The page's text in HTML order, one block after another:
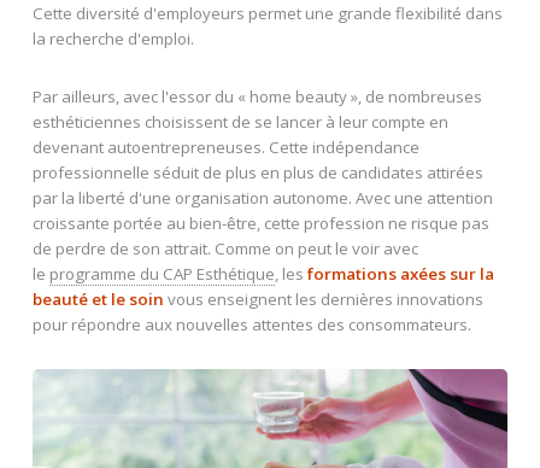
Cette diversité d'employeurs permet une grande flexibilité dans
la recherche d'emploi.
Par ailleurs, avec l'essor du « home beauty », de nombreuses
esthéticiennes choisissent de se lancer à leur compte en
devenant autoentrepreneuses. Cette indépendance
professionnelle séduit de plus en plus de candidates attirées
par la liberté d'une organisation autonome. Avec une attention
croissante portée au bien-être, cette profession ne risque pas
de perdre de son attrait. Comme on peut le voir avec
le programme du CAP Esthétique , lesformations axées sur la
beauté et le soin vous enseignent les dernières innovations
pour répondre aux nouvelles attentes des consommateurs.